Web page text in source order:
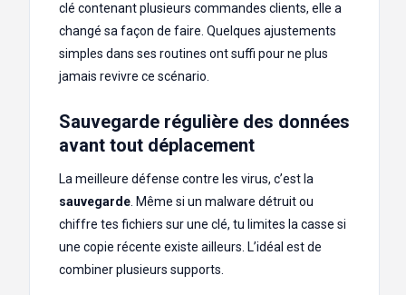
clé contenant plusieurs commandes clients, elle a
changé sa façon de faire. Quelques ajustements
simples dans ses routines ont suffi pour ne plus
jamais revivre ce scénario.
Sauvegarde régulière des données
avant tout déplacement
La meilleure défense contre les virus, c’est la
sauvegarde. Même si un malware détruit ou
chiffre tes fichiers sur une clé, tu limites la casse si
une copie récente existe ailleurs. L’idéal est de
combiner plusieurs supports.